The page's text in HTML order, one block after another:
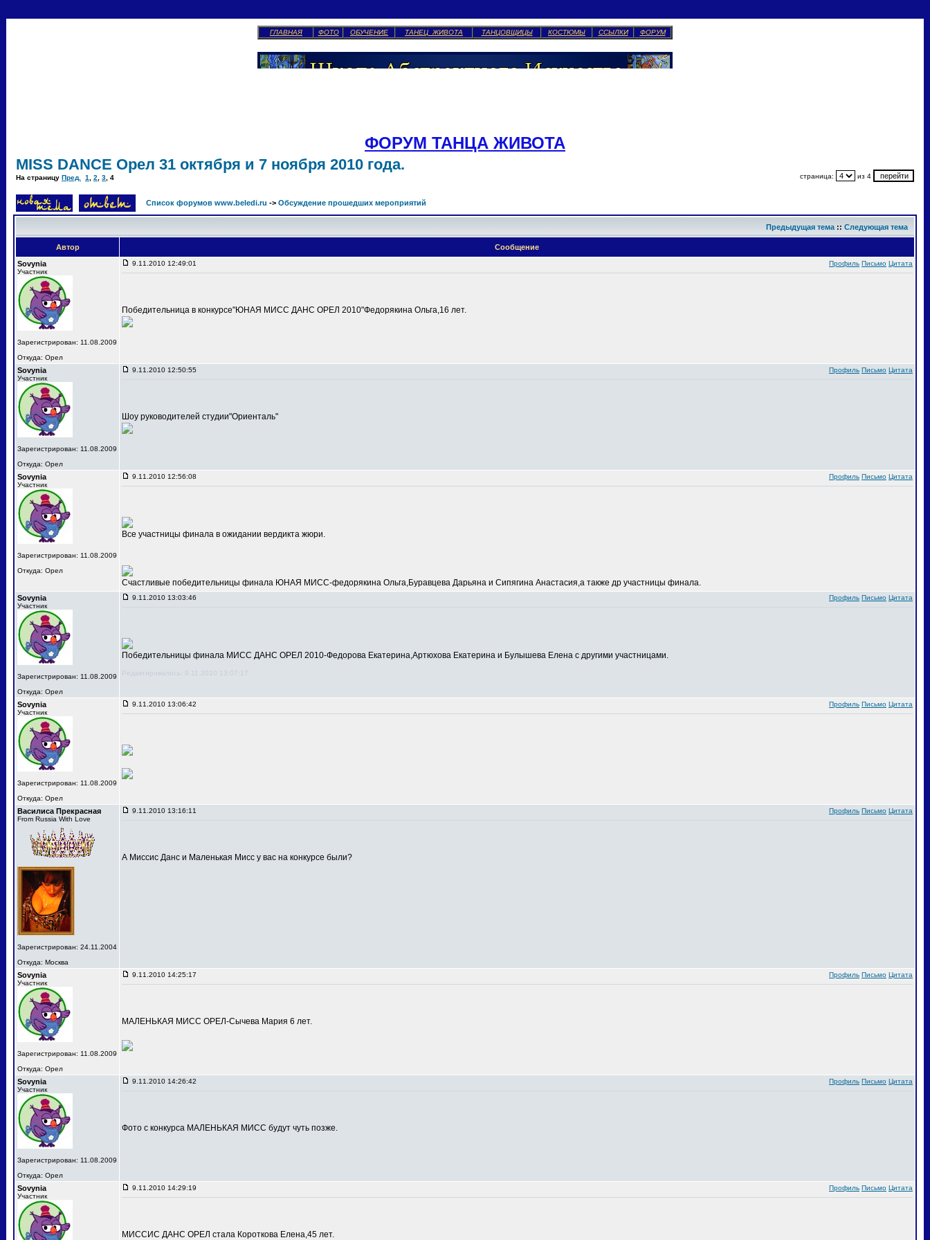
ГЛАВНАЯ ФОТО ОБУЧЕНИЕ ТАНЕЦ ЖИВОТА ТАНЦОВЩИЦЫ КОСТЮМЫ ССЫЛКИ ФОРУМ
ФОРУМ ТАНЦА ЖИВОТА
MISS DANCE Орел 31 октября и 7 ноября 2010 года.
На страницу Пред. 1 2 3 4 страница: из 4
Список форумов www.beledi.ru -> Обсуждение прошедших мероприятий
Предыдущая тема :: Следующая тема
Автор
Сообщение
Sovynia
Участник
Зарегистрирован: 11.08.2009
Откуда: Орел
9.11.2010 12:49:01 Профиль Письмо Цитата
Победительница в конкурсе"ЮНАЯ МИСС ДАНС ОРЕЛ 2010"Федорякина Ольга,16 лет.
Sovynia
Участник
Зарегистрирован: 11.08.2009
Откуда: Орел
9.11.2010 12:50:55 Профиль Письмо Цитата
Шоу руководителей студии"Ориенталь"
Sovynia
Участник
Зарегистрирован: 11.08.2009
Откуда: Орел
9.11.2010 12:56:08 Профиль Письмо Цитата
Все участницы финала в ожидании вердикта жюри.
Счастливые победительницы финала ЮНАЯ МИСС-федорякина Ольга,Буравцева Дарьяна и Сипягина Анастасия,а также др участницы финала.
Sovynia
Участник
Зарегистрирован: 11.08.2009
Откуда: Орел
9.11.2010 13:03:46 Профиль Письмо Цитата
Победительницы финала МИСС ДАНС ОРЕЛ 2010-Федорова Екатерина,Артюхова Екатерина и Булышева Елена с другими участницами.
Редактировалось: 9.11.2010 13:07:17
Sovynia
Участник
Зарегистрирован: 11.08.2009
Откуда: Орел
9.11.2010 13:06:42 Профиль Письмо Цитата
Василиса Прекрасная
From Russia With Love
Зарегистрирован: 24.11.2004
Откуда: Москва
9.11.2010 13:16:11 Профиль Письмо Цитата
А Миссис Данс и Маленькая Мисс у вас на конкурсе были?
Sovynia
Участник
Зарегистрирован: 11.08.2009
Откуда: Орел
9.11.2010 14:25:17 Профиль Письмо Цитата
МАЛЕНЬКАЯ МИСС ОРЕЛ-Сычева Мария 6 лет.
Sovynia
Участник
Зарегистрирован: 11.08.2009
Откуда: Орел
9.11.2010 14:26:42 Профиль Письмо Цитата
Фото с конкурса МАЛЕНЬКАЯ МИСС будут чуть позже.
Sovynia
Участник
9.11.2010 14:29:19 Профиль Письмо Цитата
МИССИС ДАНС ОРЕЛ стала Короткова Елена,45 лет.